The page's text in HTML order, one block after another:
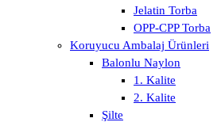
Jelatin Torba
OPP-CPP Torba
Koruyucu Ambalaj Ürünleri
Balonlu Naylon
1. Kalite
2. Kalite
Şilte